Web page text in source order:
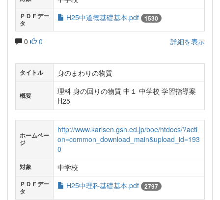
ＰＤＦデー
タ
H25中道徳基礎基本.pdf 1530
0 0 詳細を表示
タイトル 身のまわりの物質
概要
理科 身の回りの物質 中１ 中学校 学習指導案
H25
ホームペー
ジ
http://www.karisen.gsn.ed.jp/boe/htdocs/?acti
on=common_download_main&upload_id=193
0
対象 中学校
ＰＤＦデー
タ
H25中理科基礎基本.pdf 2797